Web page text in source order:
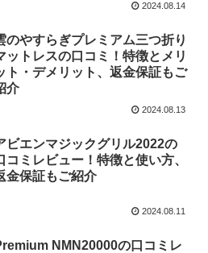
2024.08.14
のやすらぎプレミアム三つ折り
ットレスの口コミ！特徴とメリ
ト・デメリット、返金保証もご
介
2024.08.13
ビエンマジックグリル2022の
コミレビュー！特徴と使い方、
金保証もご紹介
2024.08.11
NMN20000の口コミレ